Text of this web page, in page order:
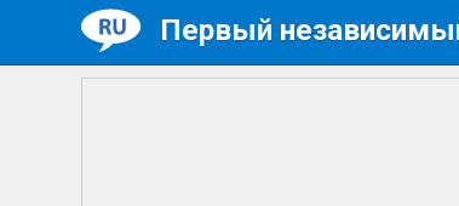
Первый